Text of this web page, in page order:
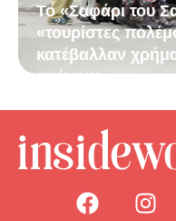
Το «Σαφάρι του
«τουρίστες
κατέβαλλαν
αμάχους